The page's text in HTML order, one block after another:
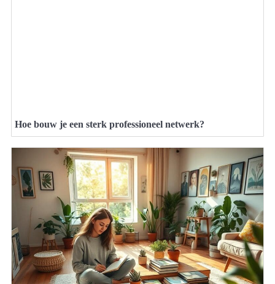
Hoe bouw je een sterk professioneel netwerk?